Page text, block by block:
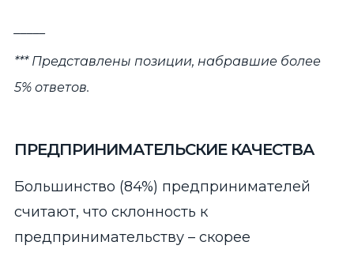
*** Представлены позиции, набравшие более
5% ответов.
ПРЕДПРИНИМАТЕЛЬСКИЕ КАЧЕСТВА
Большинство (84%) предпринимателей
считают, что склонность к
предпринимательству – скорее